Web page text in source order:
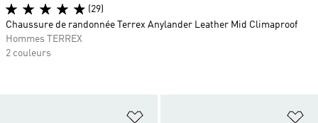
Ajouter à la Liste de produits
(29)
Chaussure de randonnée Terrex Anylander Leather Mid Climaproof
Hommes TERREX
2 couleurs